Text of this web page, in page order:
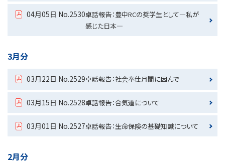
04月05日 No.2530卓話報告：豊中RCの奨学生として―私が
感じた日本―
3月分
03月22日 No.2529卓話報告：社会奉仕月間に因んで
03月15日 No.2528卓話報告：合気道について
03月01日 No.2527卓話報告：生命保険の基礎知識について
2月分